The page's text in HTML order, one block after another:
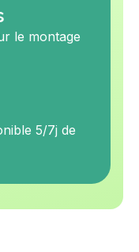
le montage
5/7j de